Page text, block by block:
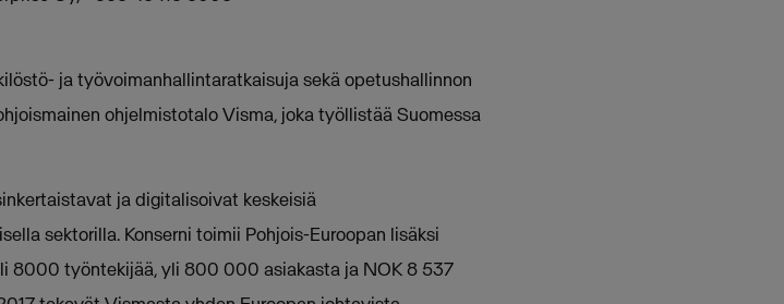
ja työvoimanhallintaratkaisuja sekä opetushallinnon
ohjelmistotalo Visma, joka työllistää Suomessa
ja digitalisoivat keskeisiä
sektorilla. Konserni toimii Pohjois-Euroopan lisäksi
8000 työntekijää, yli 800 000 asiakasta ja NOK 8 537